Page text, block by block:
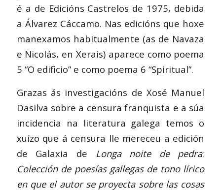
é a de Edicións Castrelos de 1975, debida
a Álvarez Cáccamo. Nas edicións que hoxe
manexamos habitualmente (as de Navaza
e Nicolás, en Xerais) aparece como poema
5 “O edificio” e como poema 6 “Spiritual”.
Grazas ás investigacións de Xosé Manuel
Dasilva sobre a censura franquista e a súa
incidencia na literatura galega temos o
xuízo que á censura lle mereceu a edición
de Galaxia de Longa noite de pedra:
Colección de poesías gallegas de tono lírico
en que el autor se proyecta sobre las cosas